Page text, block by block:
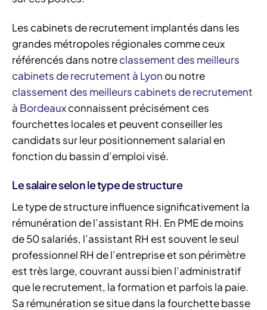
Les cabinets de recrutement implantés dans les
grandes métropoles régionales comme ceux
référencés dans notreclassement des meilleurs
cabinets de recrutement à Lyon ou notre
classement des meilleurs cabinets de recrutement
à Bordeauxconnaissent précisément ces
fourchettes locales et peuvent conseiller les
candidats sur leur positionnement salarial en
fonction du bassin d’emploi visé.
Le salaire selon le type de structure
Le type de structure influence significativement la
rémunération de l’assistant RH. En PME de moins
de 50 salariés, l’assistant RH est souvent le seul
professionnel RH de l’entreprise et son périmètre
est très large, couvrant aussi bien l’administratif
que le recrutement, la formation et parfois la paie.
Sa rémunération se situe dans la fourchette basse